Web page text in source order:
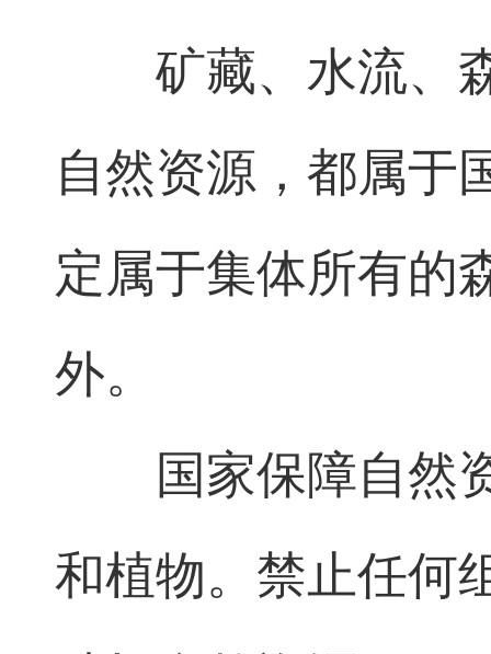
矿藏、水流、
自然资源，都属于
定属于集体所有的
外。
国家保障自然
和植物。禁止任何